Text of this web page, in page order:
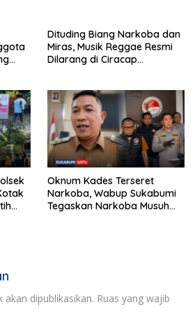
Ketenagakerjaan
Dituding Biang Narkoba dan
Miras, Musik Reggae Resmi
Dilarang di Ciracap
Oknum Kades Terseret
Narkoba, Wabup Sukabumi
Tegaskan Narkoba Musuh
dipublikasikan. Ruas yang wajib